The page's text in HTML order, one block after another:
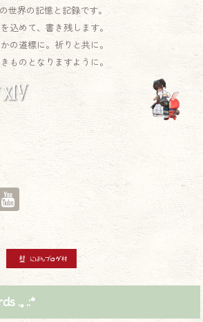
世界の記憶と記録です。
込めて、書き残します。
の道標に。祈りと共に。
ものとなりますように。
.｡.:*